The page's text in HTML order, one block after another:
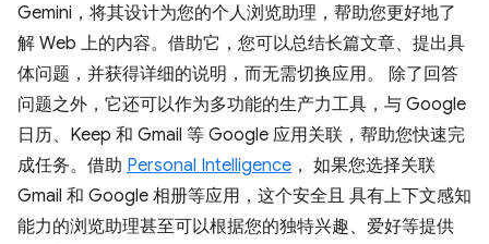
Gemini，将其设计为您的个人浏览助理，帮助您更好地了
解 Web 上的内容。借助它，您可以总结长篇文章、提出具
体问题，并获得详细的说明，而无需切换应用。 除了回答
问题之外，它还可以作为多功能的生产力工具，与 Google
日历、Keep 和 Gmail 等 Google 应用关联，帮助您快速完
成任务。借助 Personal Intelligence ， 如果您选择关联
Gmail 和 Google 相册等应用，这个安全且 具有上下文感知
能力的浏览助理甚至可以根据您的独特兴趣、爱好等提供